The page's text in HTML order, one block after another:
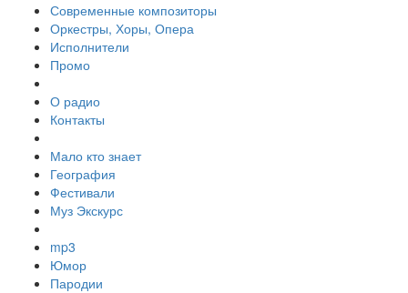
Современные композиторы
Оркестры, Хоры, Опера
Исполнители
Промо
О радио
Контакты
Мало кто знает
География
Фестивали
Муз Экскурс
mp3
Юмор
Пародии